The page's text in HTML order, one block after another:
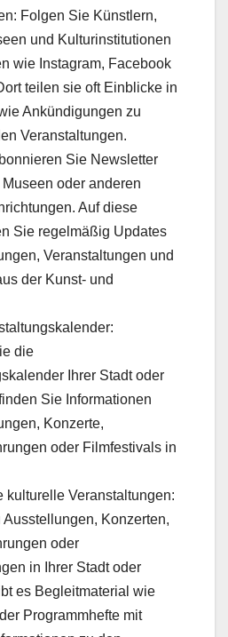
Folgen Sie Künstlern,
und Kulturinstitutionen
wie Instagram, Facebook
teilen sie oft Einblicke in
Ankündigungen zu
Veranstaltungen.
Sie Newsletter
oder anderen
Auf diese
Sie regelmäßig Updates
Veranstaltungen und
der Kunst- und
die
Ihrer Stadt oder
Sie Informationen
Konzerte,
oder Filmfestivals in
kulturelle Veranstaltungen:
Konzerten,
oder
in Ihrer Stadt oder
es Begleitmaterial wie
Programmhefte mit